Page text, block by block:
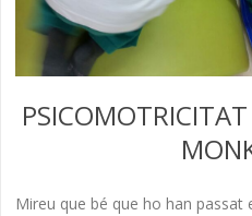
Mireu que bé que ho han